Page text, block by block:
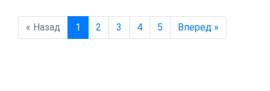
« Назад 1 2 3 4 5 Вперед »